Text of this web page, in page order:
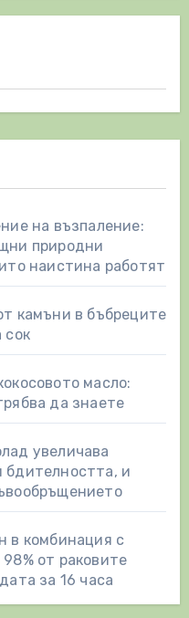
на възпаление:
природни
наистина работят
камъни в бъбреците
сок
масло:
да знаете
увеличава
бдителността, и
в комбинация с
от раковите
за 16 часа